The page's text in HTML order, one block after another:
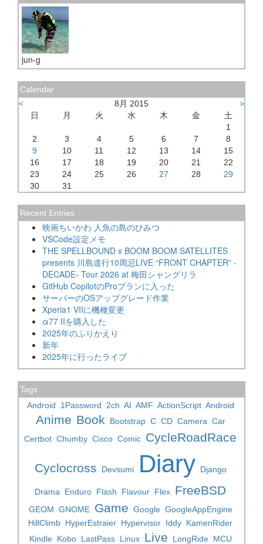
jun-g
Calendar
<
8月 2015
>
日
月 火 水 木 金
土
1
2
3 4 5 6 7
8
9
10 11 12 13 14
15
16
17 18 19 20 21
22
23
24 25 26 27 28
29
30
31
Recent Entries
映画ちいかわ 人魚の島のひみつ
VSCode設定メモ
THE SPELLBOUND x BOOM BOOM SATELLITES
presents 川島道行10周忌LIVE “FRONT CHAPTER” -
DECADE- Tour 2026 at 梅田シャングリラ
GitHub CopilotのProプランに入った
サーバーのOSアップグレード作業
Xperia1 VIIに機種変更
α77 IIを購入した
2025年のふりかえり
新年
2025年に行ったライブ
Tags
Android
1Password 2ch AI AMF ActionScript Android
Anime Book Bootstrap C CD Camera Car
Certbot Chumby Cisco Comic CycleRoadRace
Cyclocross Devsumi Diary Django
Drama Enduro Flash Flavour Flex FreeBSD
GEOM GNOME Game Google GoogleAppEngine
HillClimb HyperEstraier Hypervisor Iddy KamenRider
Kindle Kobo LastPass Linux Live LongRide MCU